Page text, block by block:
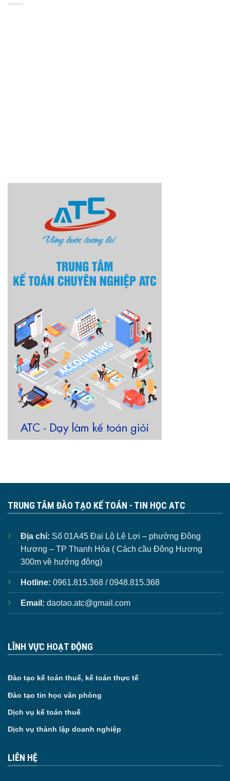
TRUNG TÂM ĐÀO TẠO KẾ TOÁN - TIN HỌC ATC
Địa chỉ: Số 01A45 Đại Lộ Lê Lợi – phường Đông
Hương – TP Thanh Hóa ( Cách cầu Đông Hương
300m về hướng đông)
Hotline: 0961.815.368 / 0948.815.368
Email: daotao.atc@gmail.com
LĨNH VỰC HOẠT ĐỘNG
Đào tạo kế toán thuế, kế toán thực tế
Đào tạo tin học văn phòng
Dịch vụ kế toán thuế
Dịch vụ thành lập doanh nghiệp
LIÊN HỆ